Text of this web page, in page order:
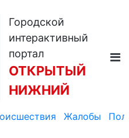
Городской
интерактивный
портал
ОТКРЫТЫЙ
НИЖНИЙ
Жалобы